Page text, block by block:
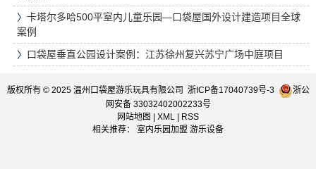
〉 卡塔尔多哈500平室内儿童乐园—口袋屋国外设计建造项目全球
案例
〉 口袋屋垂直公园设计案例：江苏徐州复兴苏宁广场中庭项目
版权所有 © 2025 温州口袋屋游乐玩具有限公司 浙ICP备17040739号-3
浙公
网安备 33032402002233号
网站地图 | XML | RSS
相关推荐：
室内乐园加盟 游乐设备